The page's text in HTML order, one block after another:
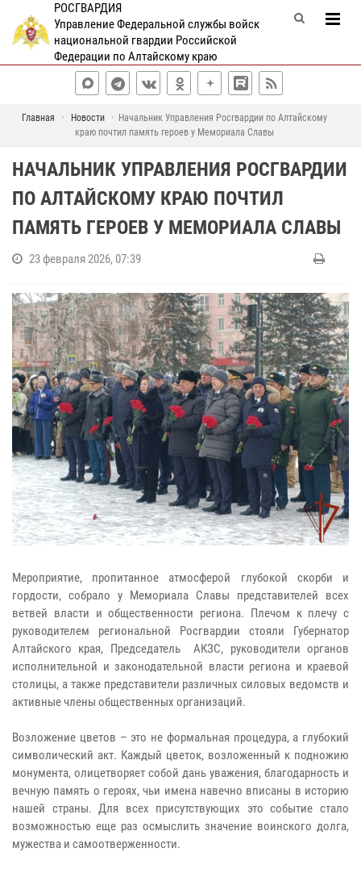
РОСГВАРДИЯ
Управление Федеральной службы войск
национальной гвардии Российской
Федерации по Алтайскому краю
Главная Новости
Начальник Управления Росгвардии по Алтайскому
краю почтил память героев у Мемориала Славы
НАЧАЛЬНИК УПРАВЛЕНИЯ РОСГВАРДИИ
ПО АЛТАЙСКОМУ КРАЮ ПОЧТИЛ
ПАМЯТЬ ГЕРОЕВ У МЕМОРИАЛА СЛАВЫ
23 февраля 2026, 07:39
Мероприятие, пропитанное атмосферой глубокой скорби и
гордости, собрало у Мемориала Славы представителей всех
ветвей власти и общественности региона. Плечом к плечу с
руководителем региональной Росгвардии стояли Губернатор
Алтайского края, Председатель АКЗС, руководители органов
исполнительной и законодательной власти региона и краевой
столицы, а также представители различных силовых ведомств и
активные члены общественных организаций.
Возложение цветов – это не формальная процедура, а глубокий
символический акт. Каждый цветок, возложенный к подножию
монумента, олицетворяет собой дань уважения, благодарность и
вечную память о героях, чьи имена навечно вписаны в историю
нашей страны. Для всех присутствующих это событие стало
возможностью еще раз осмыслить значение воинского долга,
мужества и самоотверженности.